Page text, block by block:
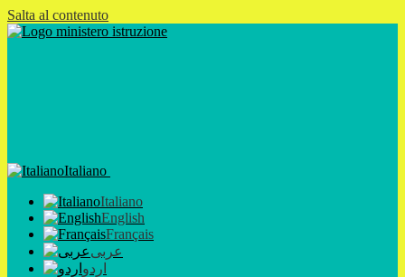
Salta al contenuto
Italiano
Italiano
English
Français
عربى
اردو